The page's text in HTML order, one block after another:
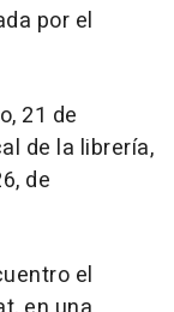
por el
21 de
de la librería,
de
el